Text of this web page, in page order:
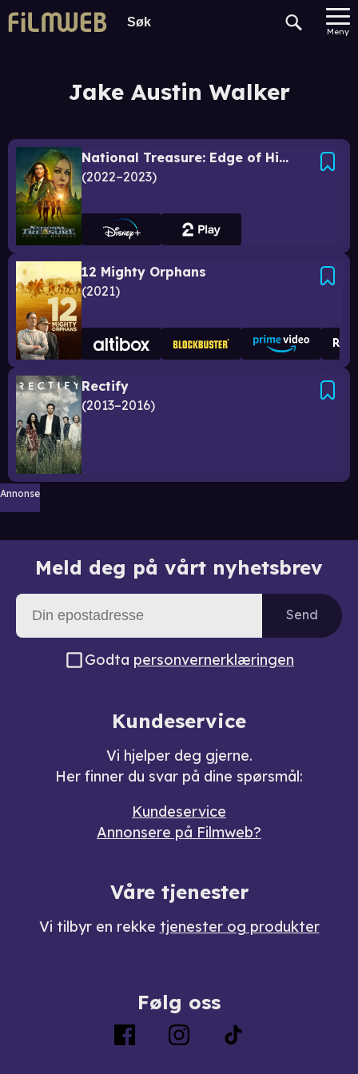
Meny
Jake Austin Walker
National Treasure: Edge of History
2022–2023
12 Mighty Orphans
2021
Rectify
2013–2016
Annonse
Meld deg på vårt nyhetsbrev
Send
Godta personvernerklæringen
Kundeservice
Vi hjelper deg gjerne.
Her finner du svar på dine spørsmål:
Kundeservice
Annonsere på Filmweb?
Våre tjenester
Vi tilbyr en rekke tjenester og produkter
Følg oss